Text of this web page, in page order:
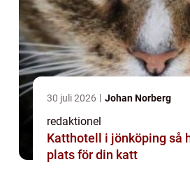
30 juli 2026 Johan Norberg
redaktionel
Katthotell i jönköping så hittar du rätt
plats för din katt